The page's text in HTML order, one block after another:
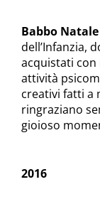
Babbo Natale
dell’Infanzia,
acquistati con
attività
creativi fatti a
ringraziano
gioioso
2016